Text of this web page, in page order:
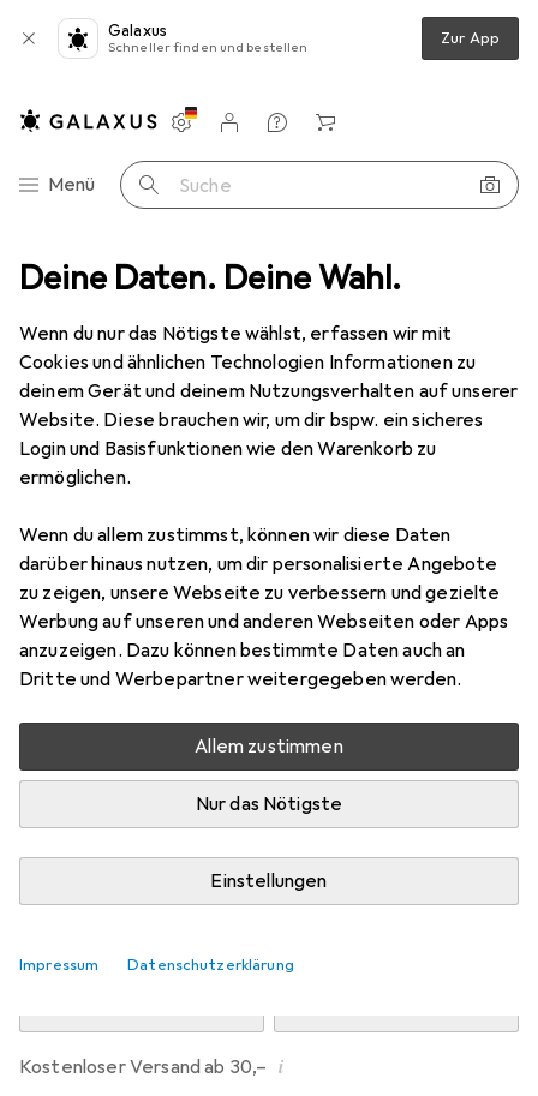
Deine Daten. Deine Wahl.
Wenn du nur das Nötigste wählst, erfassen wir mit
Cookies und ähnlichen Technologien Informationen zu
deinem Gerät und deinem Nutzungsverhalten auf unserer
Website. Diese brauchen wir, um dir bspw. ein sicheres
Login und Basisfunktionen wie den Warenkorb zu
ermöglichen.
Wenn du allem zustimmst, können wir diese Daten
darüber hinaus nutzen, um dir personalisierte Angebote
zu zeigen, unsere Webseite zu verbessern und gezielte
Werbung auf unseren und anderen Webseiten oder Apps
anzuzeigen. Dazu können bestimmte Daten auch an
Dritte und Werbepartner weitergegeben werden.
Allem zustimmen
Nur das Nötigste
Einstellungen
Impressum Datenschutzerklärung
Galaxus
Schneller finden und bestellen Zur App
Navigation nach Kategorien
Menü Suche
Einstellungen
Kundenkonto
Vergleichslisten
Merklisten
Warenkorb
Smartphone Schutz Smartphone Hülle
7 Bilder
NaliaHandyhülle
Preis in EUR inkl. MwSt.
EUR
14,99
4
Bewertungen Marke
Mehr von Nalia
Mi, 12.8. geliefert
Nur 3 Stück an Lager beim Drittanbieter
Lieferort angeben für genaue Lieferzeit
Kostenloser Versand ab 30,– i